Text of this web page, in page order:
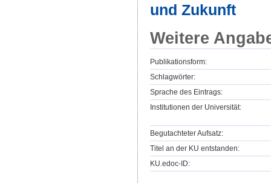
und Zukunft
Weitere
Publikationsform:
Schlagwörter:
Sprache des Eintrags:
Institutionen der Universität:
Begutachteter Aufsatz:
Titel an der KU entstanden:
KU.edoc-ID: